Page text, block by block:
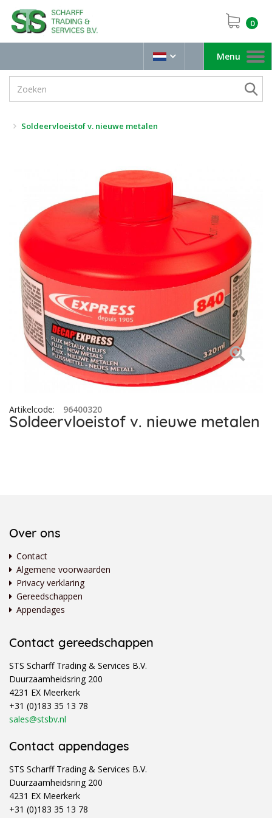
0
Toggle
navigation
Menu
Soldeervloeistof v. nieuwe metalen
Artikelcode: 96400320
Soldeervloeistof v. nieuwe metalen
Over ons
Contact
Algemene voorwaarden
Privacy verklaring
Gereedschappen
Appendages
Contact gereedschappen
STS Scharff Trading & Services B.V.
Duurzaamheidsring 200
4231 EX Meerkerk
+31 (0)183 35 13 78
sales@stsbv.nl
Contact appendages
STS Scharff Trading & Services B.V.
Duurzaamheidsring 200
4231 EX Meerkerk
+31 (0)183 35 13 78